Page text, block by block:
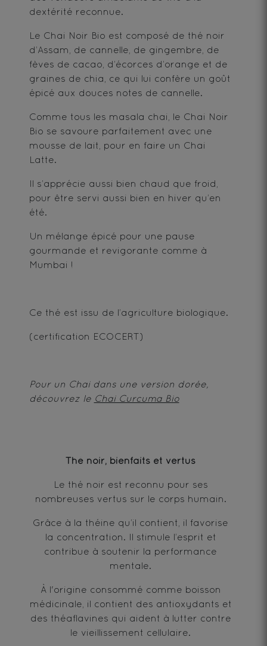
dextérité reconnue.
Le Chai Noir Bio est composé de thé noir
d’Assam, de cannelle, de gingembre, de
fèves de cacao, d’écorces d’orange et de
graines de chia, ce qui lui confère un goût
épicé aux douces notes de cannelle.
Comme tous les masala chai, le Chai Noir
Bio se savoure parfaitement avec une
mousse de lait, pour en faire un Chai
Latte.
Il s’apprécie aussi bien chaud que froid,
pour être servi aussi bien en hiver qu’en
été.
Un mélange épicé pour une pause
gourmande et revigorante comme à
Mumbai !
Ce thé est issu de l’agriculture biologique.
(certification ECOCERT)
Pour un Chai dans une version dorée,
découvrez le Chai Curcuma Bio
Thé noir, bienfaits et vertus
Le thé noir est reconnu pour ses
nombreuses vertus sur le corps humain.
Grâce à la théine qu’il contient, il favorise
la concentration. Il stimule l’esprit et
contribue à soutenir la performance
mentale.
À l'origine consommé comme boisson
médicinale, il contient des antioxydants et
des théaflavines qui aident à lutter contre
le vieillissement cellulaire.